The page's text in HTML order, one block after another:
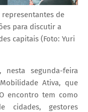
de
para discutir a
capitais (Foto: Yuri
nesta segunda-feira
Ativa, que
encontro tem como
cidades, gestores